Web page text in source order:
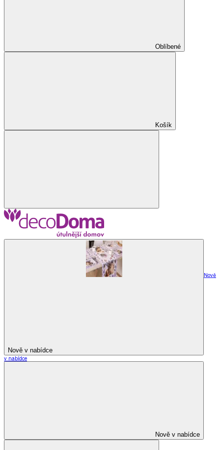
Oblíbené
Košík
Nově v nabídce
Nově
v nabídce
Nově v nabídce